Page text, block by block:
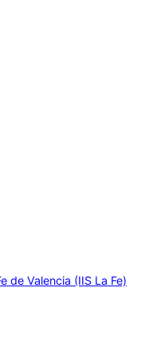
de Valencia (IIS La Fe)